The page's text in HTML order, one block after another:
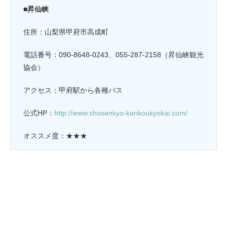
■昇仙峡
住所：山梨県甲府市高成町
電話番号：090-8648-0243、055-287-2158（昇仙峡観光
協会）
アクセス：甲府駅から各種バス
公式HP： http://www.shosenkyo-kankoukyokai.com/
オススメ度：★★★